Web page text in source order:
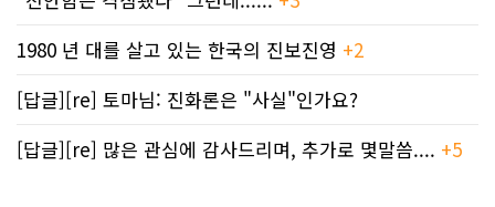
1980 년 대를 살고 있는 한국의 진보진영 +2
[답글][re] 토마님: 진화론은 "사실"인가요?
[답글][re] 많은 관심에 감사드리며, 추가로 몇말씀.... +5